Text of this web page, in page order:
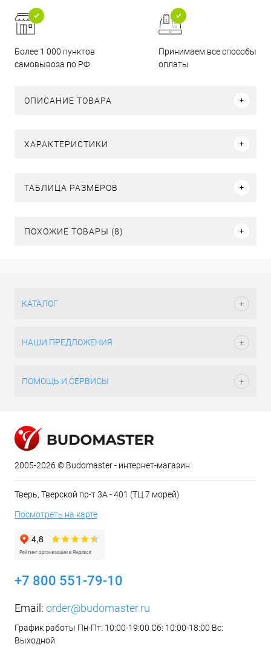
Более 1 000 пунктов
самовывоза по РФ
Принимаем все способы
оплаты
ОПИСАНИЕ ТОВАРА
ХАРАКТЕРИСТИКИ
ТАБЛИЦА РАЗМЕРОВ
ПОХОЖИЕ ТОВАРЫ (8)
КАТАЛОГ
НАШИ ПРЕДЛОЖЕНИЯ
ПОМОЩЬ И СЕРВИСЫ
2005-2026 © Budomaster - интернет-магазин
Тверь, Тверской пр-т 3А - 401 (ТЦ 7 морей)
Посмотреть на карте
+7 800 551-79-10
Email: order@budomaster.ru
График работы Пн-Пт: 10:00-19:00 Сб: 10:00-18:00 Вс:
Выходной